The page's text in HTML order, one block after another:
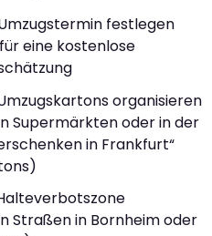
festlegen
für eine kostenlose
organisieren
Supermärkten oder in der
in Frankfurt“
Straßen in Bornheim oder